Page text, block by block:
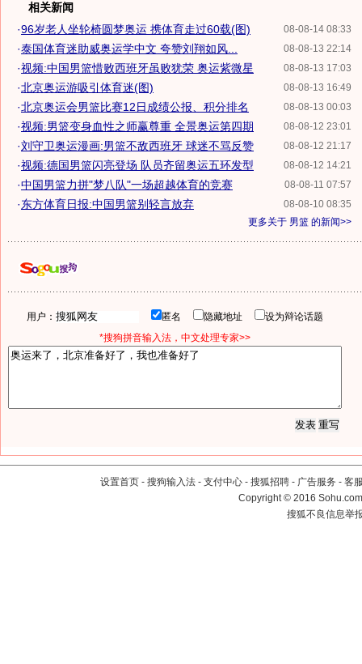
相关新闻
08-08-14 08:33
·96岁老人坐轮椅圆梦奥运 携体育走过60载(图)
08-08-13 22:14
·泰国体育迷助威奥运学中文 夸赞刘翔如风...
08-08-13 17:03
·视频:中国男篮惜败西班牙虽败犹荣 奥运紫微星
08-08-13 16:49
·北京奥运游吸引体育迷(图)
08-08-13 00:03
·北京奥运会男篮比赛12日成绩公报、积分排名
08-08-12 23:01
·视频:男篮变身血性之师赢尊重 全景奥运第四期
08-08-12 21:17
·刘守卫奥运漫画:男篮不敌西班牙 球迷不骂反赞
08-08-12 14:21
·视频:德国男篮闪亮登场 队员齐留奥运五环发型
08-08-11 07:57
·中国男篮力拼"梦八队"一场超越体育的竞赛
08-08-10 08:35
·东方体育日报:中国男篮别轻言放弃
更多关于 男篮 的新闻>>
用户： 匿名 隐藏地址
设为辩论话题
*搜狗拼音输入法，中文处理专家>>
设置首页 - 搜狗输入法 - 支付中心 - 搜狐招聘 - 广告服务 - 客
Copyright©2016
搜狐不良信息举